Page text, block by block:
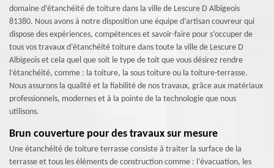
domaine d’étanchéité de toiture dans la ville de Lescure D Albigeois
81380. Nous avons à notre disposition une équipe d’artisan couvreur qui
dispose des expériences, compétences et savoir-faire pour s’occuper de
tous vos travaux d’étanchéité toiture dans toute la ville de Lescure D
Albigeois et cela quel que soit le type de toit que vous désirez rendre
l’étanchéité, comme : la toiture, la sous toiture ou la toiture-terrasse.
Nous assurons la qualité et la fiabilité de nos travaux, grâce aux matériaux
professionnels, modernes et à la pointe de la technologie que nous
utilisons.
Brun couverture pour des travaux sur mesure
Une étanchéité de toiture terrasse consiste à traiter la surface de la
terrasse et tous les éléments de construction comme : l’évacuation, les